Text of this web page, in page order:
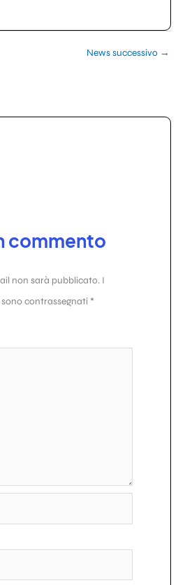
News successivo →
commento
non sarà pubblicato. I
contrassegnati *